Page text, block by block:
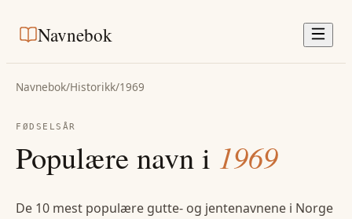
Navnebok
Navnebok/Historikk/1969
FØDSELSÅR
Populære navn i 1969
De 10 mest populære gutte- og jentenavnene i Norge